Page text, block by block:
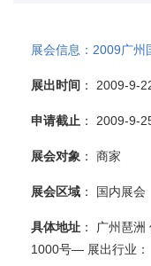
展会信息：2009广州
展出时间 ： 2009-9-
申请截止 ： 2009-9-
展会对象 ： 商家
展会区域 ： 国内展会
具体地址 ： 广州琶
1000号— 展出行业：